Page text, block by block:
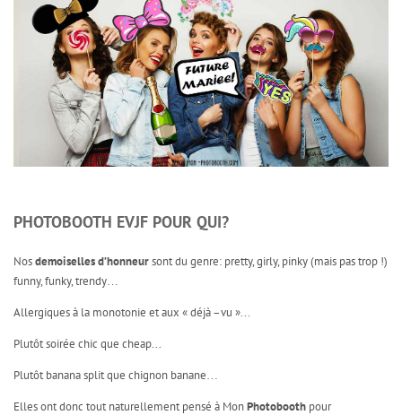
PHOTOBOOTH EVJF POUR QUI?
Nosdemoiselles d’honneursont du genre: pretty, girly, pinky (mais pas trop !)
funny, funky, trendy…
Allergiques à la monotonie et aux « déjà –vu »...
Plutôt soirée chic que cheap...
Plutôt banana split que chignon banane…
Elles ont donc tout naturellement pensé à MonPhotobooth pour